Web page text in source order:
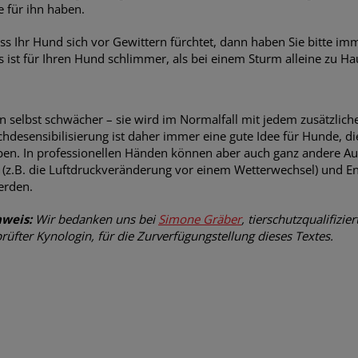
für ihn haben.
Ihr Hund sich vor Gewittern fürchtet, dann haben Sie bitte
ist für Ihren Hund schlimmer, als bei einem Sturm alleine zu
selbst schwächer – sie wird im Normalfall mit jedem
ist daher immer eine gute Idee für Hunde,
In professionellen Händen können aber auch ganz andere
die Luftdruckveränderung vor einem Wetterwechsel) und
Wir bedanken uns bei Simone Gräber,
Kynologin, für die Zurverfügungstellung dieses Textes.